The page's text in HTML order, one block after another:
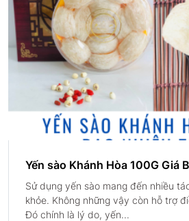
Yến sào Khánh Hòa 100G Giá
Sử dụng yến sào mang đến nhiều
khỏe. Không những vậy còn hỗ trợ
Đó chính là lý do, yến...